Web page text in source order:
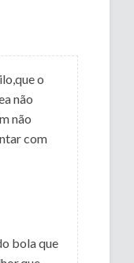
o
não
não
com
bola que